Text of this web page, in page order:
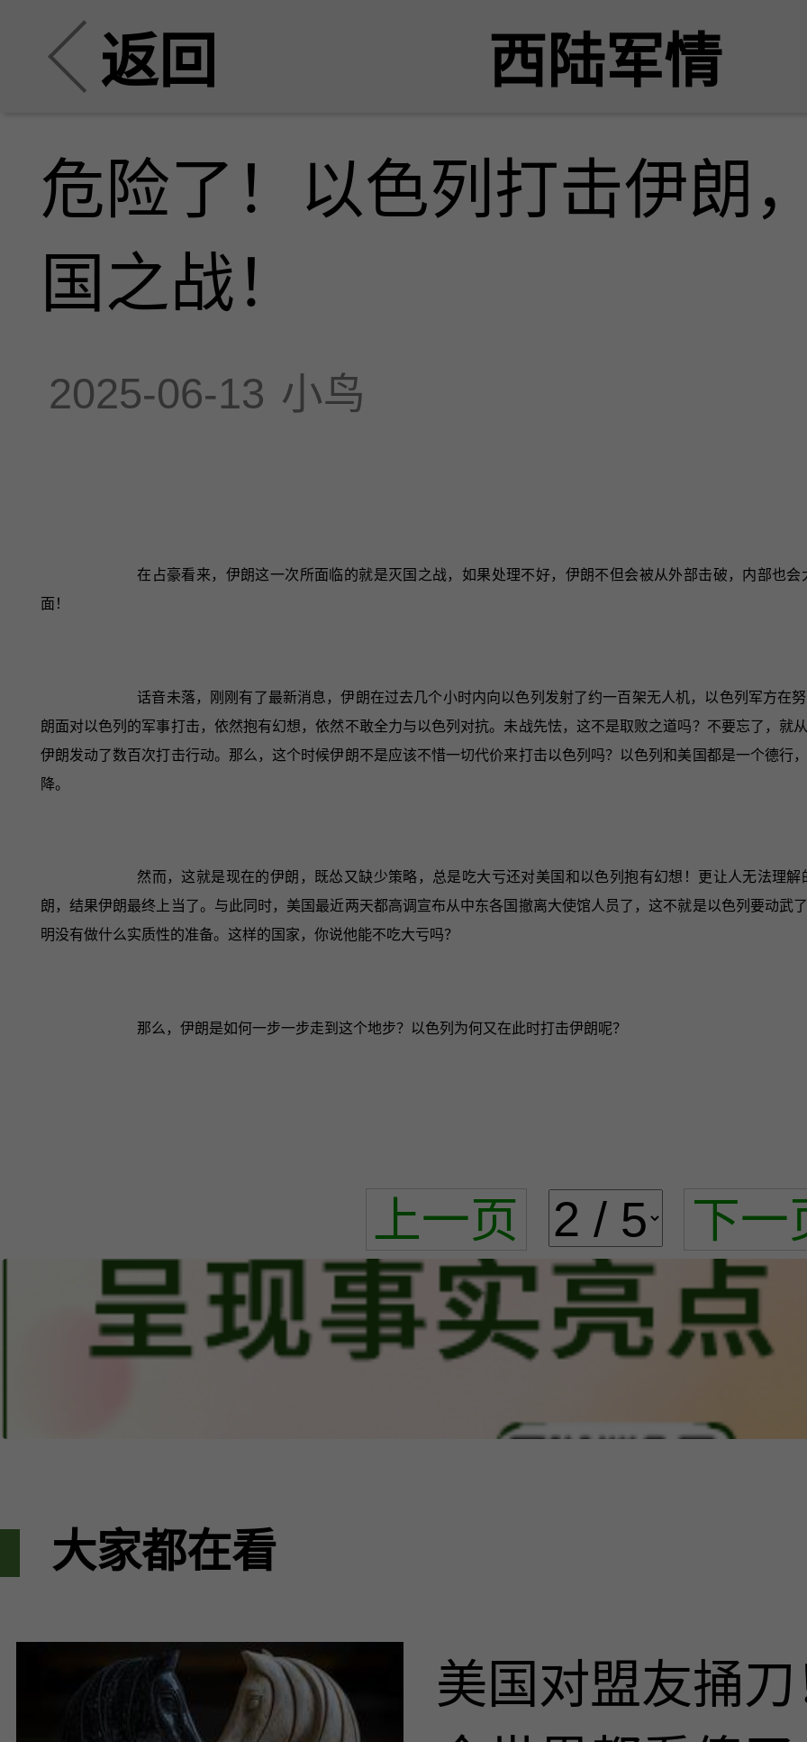
返回 西陆军情
危险了！以色列打击伊朗
国之战！
2025-06-13 小鸟
在占豪看来，伊朗这一次所面临的就是灭国之战，如果处理不好，伊朗不但会被从外部击破，内部也
面！
话音未落，刚刚有了最新消息，伊朗在过去几个小时内向以色列发射了约一百架无人机，以色列军方在
朗面对以色列的军事打击，依然抱有幻想，依然不敢全力与以色列对抗。未战先怯，这不是取败之道吗？不要忘了，就
伊朗发动了数百次打击行动。那么，这个时候伊朗不是应该不惜一切代价来打击以色列吗？以色列和美国都是一个德行
降。
然而，这就是现在的伊朗，既怂又缺少策略，总是吃大亏还对美国和以色列抱有幻想！更让人无法理
朗，结果伊朗最终上当了。与此同时，美国最近两天都高调宣布从中东各国撤离大使馆人员了，这不就是以色列要动武
明没有做什么实质性的准备。这样的国家，你说他能不吃大亏吗？
那么，伊朗是如何一步一步走到这个地步？以色列为何又在此时打击伊朗呢？
上一页 下一
大家都在看
美国对盟友捅